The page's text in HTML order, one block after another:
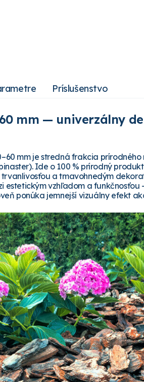
mm — univerzálny
mm je stredná frakcia
Ide o 100 % prírodný
a tmavohnedým
estetickým vzhľadom a
ponúka jemnejší vizuálny efekt
Príslušenstvo